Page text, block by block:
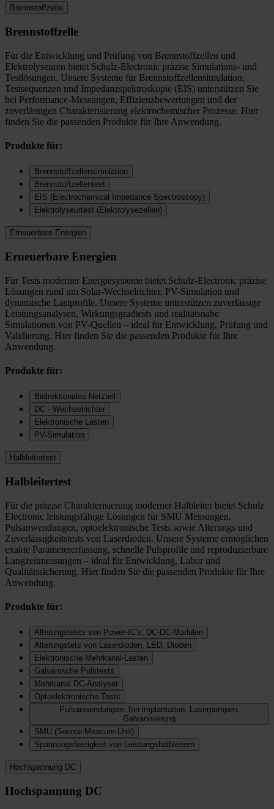
Brennstoffzelle
Brennstoffzelle
Für die Entwicklung und Prüfung von Brennstoffzellen und
Elektrolyseuren bietet Schulz-Electronic präzise Simulations- und
Testlösungen. Unsere Systeme für Brennstoffzellensimulation,
Testsequenzen und Impedanzspektroskopie (EIS) unterstützen Sie
bei Performance-Messungen, Effizienzbewertungen und der
zuverlässigen Charakterisierung elektrochemischer Prozesse. Hier
finden Sie die passenden Produkte für Ihre Anwendung.
Produkte für:
Brennstoffzellensimulation
Brennstoffzellentest
EIS (Electrochemical Impedance Spectroscopy)
Elektrolyseurtest (Elektrolysezellen)
Erneuerbare Energien
Erneuerbare Energien
Für Tests moderner Energiesysteme bietet Schulz-Electronic präzise
Lösungen rund um Solar-Wechselrichter, PV-Simulation und
dynamische Lastprofile. Unsere Systeme unterstützen zuverlässige
Leistungsanalysen, Wirkungsgradtests und realitätsnahe
Simulationen von PV-Quellen – ideal für Entwicklung, Prüfung und
Validierung. Hier finden Sie die passenden Produkte für Ihre
Anwendung.
Produkte für:
Bidirektionales Netzteil
DC - Wechselrichter
Elektronische Lasten
PV-Simulation
Halbleitertest
Halbleitertest
Für die präzise Charakterisierung moderner Halbleiter bietet Schulz
Electronic leistungsfähige Lösungen für SMU Messungen,
Pulsanwendungen, optoelektronische Tests sowie Alterungs und
Zuverlässigkeitstests von Laserdioden. Unsere Systeme ermöglichen
exakte Parametererfassung, schnelle Pulsprofile und reproduzierbare
Langzeitmessungen – ideal für Entwicklung, Labor und
Qualitätssicherung. Hier finden Sie die passenden Produkte für Ihre
Anwendung.
Produkte für:
Alterungstests von Power-IC's, DC-DC-Modulen
Alterungstets von Laserdioden, LED, Dioden
Elektronische Mehrkanal-Lasten
Galvanische Pulstests
Mehrkanal DC-Analyser
Optoelektronische Tests
Pulsanwendungen: Ion implantation, Laserpumpen,
Galvanisierung
SMU (Source-Measure-Unit)
Spannungsfestigkeit von Leistungshalbleitern
Hochspannung DC
Hochspannung DC